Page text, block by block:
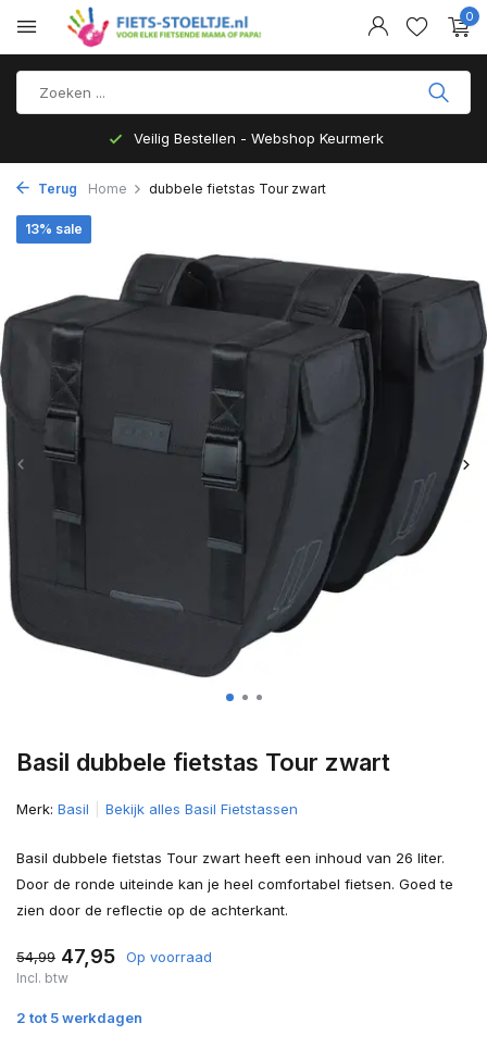
0
Veilig Bestellen - Webshop Keurmerk
Terug Home dubbele fietstas Tour zwart
Basil dubbele fietstas Tour zwart
13% sale
Merk: Basil Bekijk alles Basil Fietstassen
Basil dubbele fietstas Tour zwart heeft een inhoud van 26 liter.
Door de ronde uiteinde kan je heel comfortabel fietsen. Goed te
zien door de reflectie op de achterkant.
54,99 47,95 Op voorraad
Incl. btw
2 tot 5 werkdagen